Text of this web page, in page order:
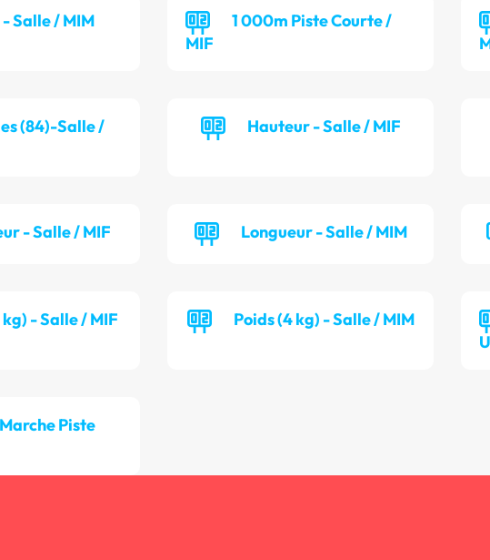
Salle / MIM
1 000m Piste Courte /
MIF
(84)-Salle /
Hauteur - Salle / MIF
- Salle / MIF Longueur - Salle / MIM
kg) - Salle / MIF Poids (4 kg) - Salle / MIM
Piste